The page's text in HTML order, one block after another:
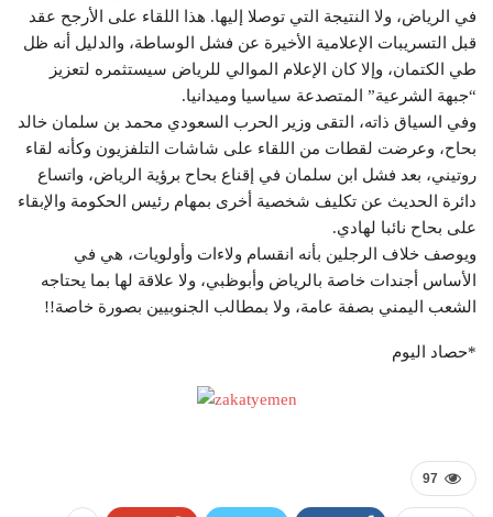
في الرياض، ولا النتيجة التي توصلا إليها. هذا اللقاء على الأرجح عقد
قبل التسريبات الإعلامية الأخيرة عن فشل الوساطة، والدليل أنه ظل
طي الكتمان، وإلا كان الإعلام الموالي للرياض سيستثمره لتعزيز
“جبهة الشرعية” المتصدعة سياسيا وميدانيا.
وفي السياق ذاته، التقى وزير الحرب السعودي محمد بن سلمان خالد
بحاح، وعرضت لقطات من اللقاء على شاشات التلفزيون وكأنه لقاء
روتيني، بعد فشل ابن سلمان في إقناع بحاح برؤية الرياض، واتساع
دائرة الحديث عن تكليف شخصية أخرى بمهام رئيس الحكومة والإبقاء
على بحاح نائبا لهادي.
ويوصف خلاف الرجلين بأنه انقسام ولاءات وأولويات، هي في
الأساس أجندات خاصة بالرياض وأبوظبي، ولا علاقة لها بما يحتاجه
الشعب اليمني بصفة عامة، ولا بمطالب الجنوبيين بصورة خاصة!!
*حصاد اليوم
97